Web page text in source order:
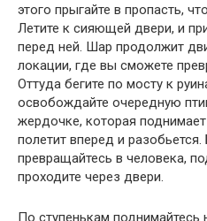
этого прыгайте в пропасть,
Летите к сияющей двери, и
перед ней. Шар продолжит
локации, где вы сможете
Оттуда бегите по мосту к
освобождайте очередную
жердочке, которая
полетит вперед и разобьется.
превращайтесь в человека,
проходите через двери.
По ступенькам поднимайтесь